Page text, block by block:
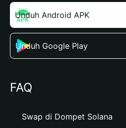
Unduh Android APK
Unduh Google Play
FAQ
Swap di Dompet Solana